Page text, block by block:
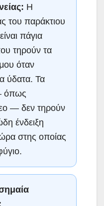
Η
του παράκτιου
πάγια
τηρούν τα
όταν
ύδατα. Τα
όπως
— δεν τηρούν
ένδειξη
στης οποίας